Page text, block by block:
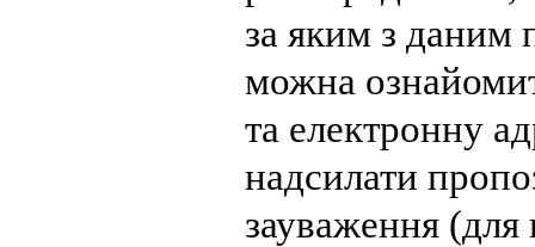
за яким з даним
можна
та електронну
надсилати
зауваження (для